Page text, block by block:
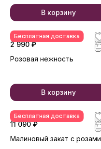
В корзину
Бесплатная доставка
2 990 ₽
Розовая нежность
В корзину
Бесплатная доставка
11 090 ₽
Малиновый закат с розами